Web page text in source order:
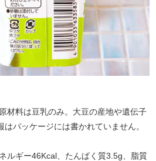
材料は豆乳のみ。大豆の産地や遺伝子
パッケージには書かれていません。
ルギー46Kcal、たんぱく質3.5g、脂質